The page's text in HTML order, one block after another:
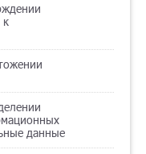
к
данные